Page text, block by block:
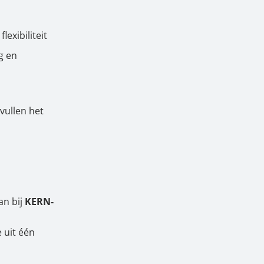
flexibiliteit
en
het
bij KERN-
uit één